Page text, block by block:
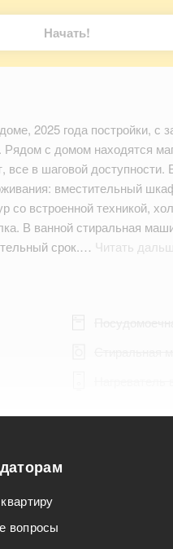
Начать!
2025 года постройки, с
Рядом с домом находятся
все в шаговой доступности.
вместительный
со встроенной техникой,
В ванной стиральная
срок.… Читать
Подходит
вопросы